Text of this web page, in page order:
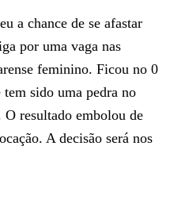
a chance de se afastar
por uma vaga nas
feminino. Ficou no 0
sido uma pedra no
O resultado embolou de
A decisão será nos